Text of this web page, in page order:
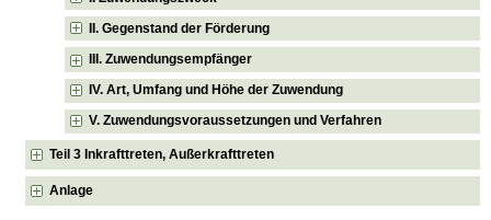
II. Gegenstand der Förderung
III. Zuwendungsempfänger
IV. Art, Umfang und Höhe der Zuwendung
V. Zuwendungsvoraussetzungen und Verfahren
Teil 3 Inkrafttreten, Außerkrafttreten
Anlage